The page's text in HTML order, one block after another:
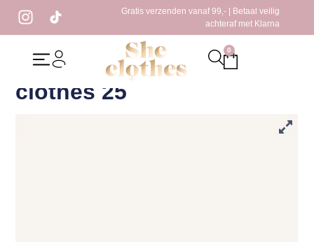
Gratis verzenden vanaf 99,- | Betaal veilig
achteraf met Klarna
0
Home/Live shoppen 2026 / Live shopping she clothes 25
Live shopping she
clothes 25